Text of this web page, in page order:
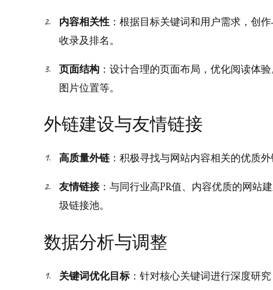
内容相关性 ：根据目标关键词和用户需求，创
收录及排名。
页面结构 ：设计合理的页面布局，优化阅读体
图片位置等。
外链建设与友情链接
高质量外链 ：积极寻找与网站内容相关的优质
友情链接：与同行业高PR值、内容优质的网站
圾链接池。
数据分析与调整
关键词优化目标：针对核心关键词进行深度研究